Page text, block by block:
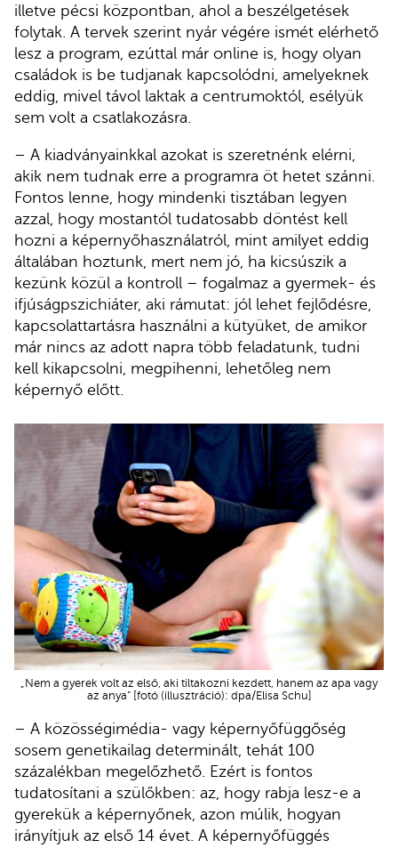
illetve pécsi központban, ahol a beszélgetések
folytak. A tervek szerint nyár végére ismét elérhető
lesz a program, ezúttal már online is, hogy olyan
családok is be tudjanak kapcsolódni, amelyeknek
eddig, mivel távol laktak a centrumoktól, esélyük
sem volt a csatlakozásra.
– A kiadványainkkal azokat is szeretnénk elérni,
akik nem tudnak erre a programra öt hetet szánni.
Fontos lenne, hogy mindenki tisztában legyen
azzal, hogy mostantól tudatosabb döntést kell
hozni a képernyőhasználatról, mint amilyet eddig
általában hoztunk, mert nem jó, ha kicsúszik a
kezünk közül a kontroll – fogalmaz a gyermek- és
ifjúságpszichiáter, aki rámutat: jól lehet fejlődésre,
kapcsolattartásra használni a kütyüket, de amikor
már nincs az adott napra több feladatunk, tudni
kell kikapcsolni, megpihenni, lehetőleg nem
képernyő előtt.
„Nem a gyerek volt az első, aki tiltakozni kezdett, hanem az apa vagy
az anya” [fotó (illusztráció): dpa/Elisa Schu]
– A közösségimédia- vagy képernyőfüggőség
sosem genetikailag determinált, tehát 100
százalékban megelőzhető. Ezért is fontos
tudatosítani a szülőkben: az, hogy rabja lesz-e a
gyerekük a képernyőnek, azon múlik, hogyan
irányítjuk az első 14 évet. A képernyőfüggés